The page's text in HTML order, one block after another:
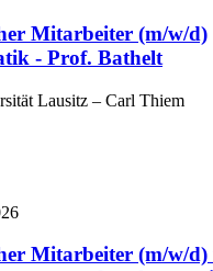
Mitarbeiter (m/w/d)
- Prof. Bathelt
Lausitz – Carl Thiem
Mitarbeiter (m/w/